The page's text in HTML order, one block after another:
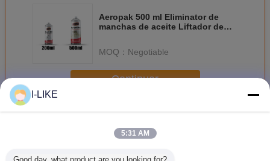
Aeropak 500 ml Eliminator de
manchas de aceite Liftador de
MOQ： Negotiable
Continuar
MásProductos del cuidado del hogar
I-LIKE
5:31 AM